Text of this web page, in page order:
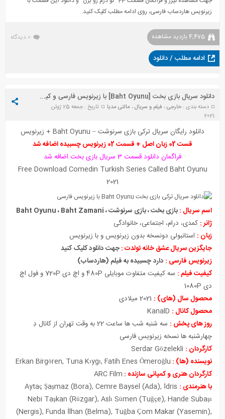
زیرنویس هاردساب فارسی، روی ادامه مطلب کلیک کنید.
4,475 بازدید مشاهده 0 دیدگاه
ادامه مطلب / دانلود
دانلود سریال بازی بخت [Baht Oyunu] با زیرنویس فارسی و کیفیت FullHD1080P
دسته بندی :خارجی، فیلم و سریال، مالتی مدیا
تاریخ : جمعه 25 ژوئن
2021
دانلود رایگان سریال ترکی بازی سرنوشت – Baht Oyunu + زیرنویس
قست 02 زبان اصل + قسمت 02 زیرنویس چسبیده اضافه شد
فراگمان دانلود قسمت 3 سریال بازی بخت اضافه شد
Free Download Comedin Turkish Series Called Baht Oyunu
2021
اسم سریال :بازی بخت ، بازی سرنوشت ، Baht Oyunu ، Baht Zamani
ژانر : کمدی، درام، اجتماعی، خانوادگی
زبان : استانبولی دونسخه بدون زیرنویس و با زیرنویس
جایگزین سریال عشق خانه تولدت :جهت دانلود کلیک کنید
زیرنویس فارسی : داردچسبیده به فیلم (هاردساب)
کیفیت فیلم :
سه کیفیت متفاوت موبایلی 480P و اچ دی 720P و فول اچ
دی 1080P
محصول سال (های) :
محصول کانال :
روز های پخش :
سه شنبه شب ها ساعت 22 به وقت تهران از کانال دِ
چهارشنبه ها نسخه زیرنویس فارسی
کارگردان : Serdar Gözelekli
نویسنده (ها) : Erkan Birgören, Tuna Kıygı, Fatih Enes Ömeroğlu
کارگردان هنری و کمپانی سازنده : ARC Film
با هنرمندی : Aytaç Şaşmaz (Bora), Cemre Baysel (Ada), İdris
Nebi Taşkan (Rüzgar), Aslı Sümen (Tuğçe), Hande Subaşı
(Nergis), Funda İlhan (Belma), Tuğba Çom Makar (Yasemin),